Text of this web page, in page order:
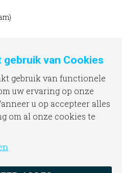
gebruik van Cookies
gebruik van functionele
uw ervaring op onze
u op accepteer alles
om al onze cookies te